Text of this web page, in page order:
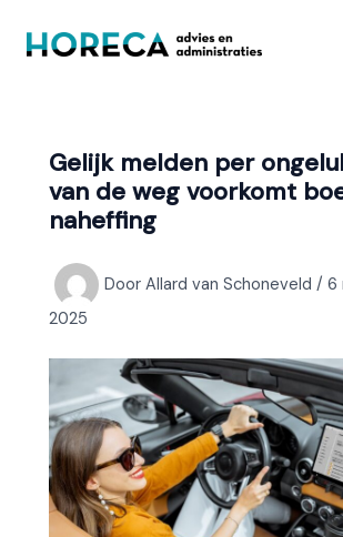
naar
Gelijk melden per
van de weg voorkomt
naheffing
Door Allard van Schoneveld / 6
2025